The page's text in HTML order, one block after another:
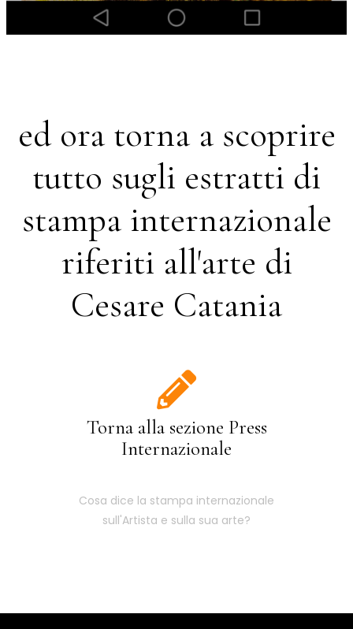
ed ora torna a scoprire
tutto sugli estratti di
stampa internazionale
riferiti all'arte di
Cesare Catania
Torna alla sezione Press
Internazionale
Cosa dice la stampa internazionale
sull'Artista e sulla sua arte?